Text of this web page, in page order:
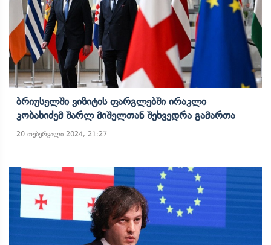
Ბრიუსელში Ვიზიტის Ფარგლებში Ირაკლი
Კობახიძემ Შარლ Მიშელთან Შეხვედრა Გამართა
20 თებერვალი 2024, 21:27